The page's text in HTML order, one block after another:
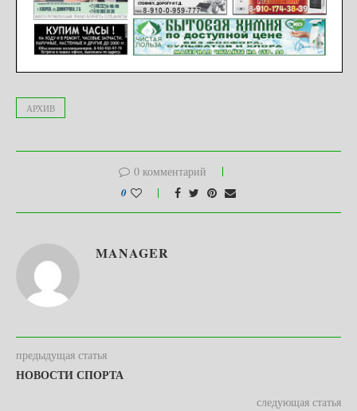
АРХИВ
0 комментарий
0
MANAGER
предыдущая статья
НОВОСТИ СПОРТА
следующая статья